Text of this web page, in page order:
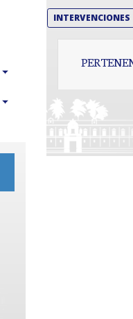
INTERVENCIONES